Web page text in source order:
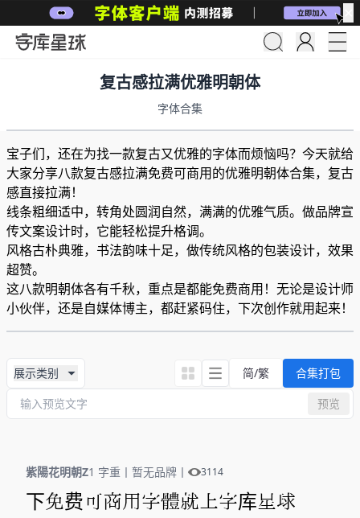
复古感拉满优雅明朝体
字体合集
宝子们，还在为找一款复古又优雅的字体而烦恼吗？今天就给
大家分享八款复古感拉满免费可商用的优雅明朝体合集，复古
感直接拉满！
线条粗细适中，转角处圆润自然，满满的优雅气质。做品牌宣
传文案设计时，它能轻松提升格调。
风格古朴典雅，书法韵味十足，做传统风格的包装设计，效果
超赞。
这八款明朝体各有千秋，重点是都能免费商用！无论是设计师
小伙伴，还是自媒体博主，都赶紧码住，下次创作就用起来！
展示类别 简/繁
合集打包
预览
紫陽花明朝Z1 字重 丨 暂无品牌 丨 3114
下免费可商用字体就上字库星球